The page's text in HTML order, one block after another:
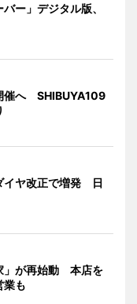
ー」デジタル版、
催へ SHIBUYA109
イヤ改正で増発 日
」が再始動 本店を
業も